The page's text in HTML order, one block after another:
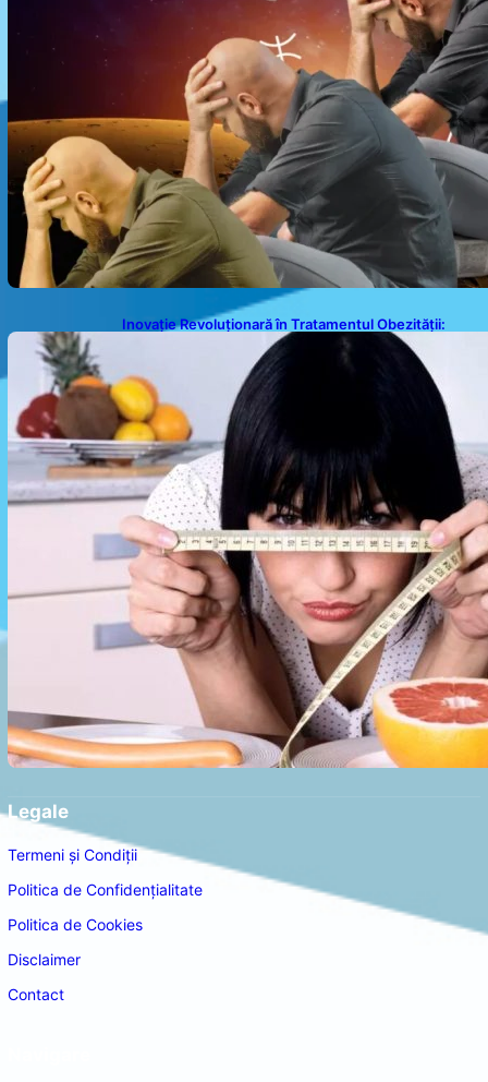
Inovație Revoluționară în Tratamentul Obezității:
Gastroplastie Endoscopică fără Bisturiu
Legale
Termeni și Condiții
Politica de Confidențialitate
Politica de Cookies
Disclaimer
Contact